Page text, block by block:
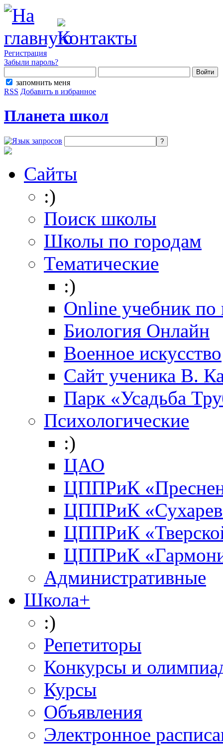
Регистрация
Забыли пароль?
запомнить меня
RSS Добавить в избранное
Планета школ
Сайты
:)
Поиск школы
Школы по городам
Тематические
:)
Online учебник по
Биология Онлайн
Военное искусство
Cайт ученика В.
Парк «Усадьба
Психологические
:)
ЦАО
ЦППРиК
ЦППРиК
ЦППРиК
ЦППРиК
Административные
Школа+
:)
Репетиторы
Конкурсы и
Курсы
Объявления
Электронное